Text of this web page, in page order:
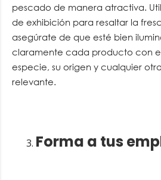
pescado de manera atractiva.
de exhibición para resaltar la
asegúrate de que esté bien
claramente cada producto con
especie, su origen y cualquier
relevante.
Forma a tus